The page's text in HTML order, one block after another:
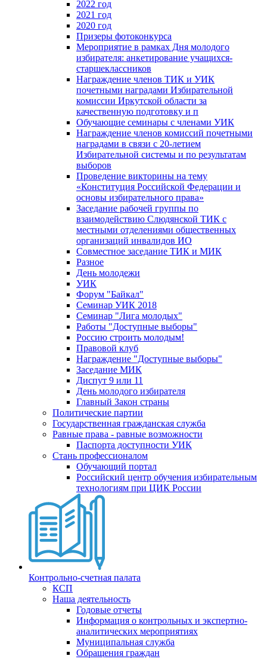
2022 год
2021 год
2020 год
Призеры фотоконкурса
Мероприятие в рамках Дня молодого
избирателя: анкетирование учащихся-
старшеклассников
Награждение членов ТИК и УИК
почетными наградами Избирательной
комиссии Иркутской области за
качественную подготовку и п
Обучающие семинары с членами УИК
Награждение членов комиссий почетными
наградами в связи с 20-летием
Избирательной системы и по результатам
выборов
Проведение викторины на тему
«Конституция Российской Федерации и
основы избирательного права»
Заседание рабочей группы по
взаимодействию Слюдянской ТИК с
местными отделениями общественных
организаций инвалидов ИО
Совместное заседание ТИК и МИК
Разное
День молодежи
УИК
Форум "Байкал"
Семинар УИК 2018
Семинар "Лига молодых"
Работы "Доступные выборы"
Россию строить молодым!
Правовой клуб
Награждение "Доступные выборы"
Заседание МИК
Диспут 9 или 11
День молодого избирателя
Главный Закон страны
Политические партии
Государственная гражданская служба
Равные права - равные возможности
Паспорта доступности УИК
Стань профессионалом
Обучающий портал
Российский центр обучения избирательным
технологиям при ЦИК России
Контрольно-счетная палата
КСП
Наша деятельность
Годовые отчеты
Информация о контрольных и экспертно-
аналитических мероприятиях
Муниципальная служба
Обращения граждан